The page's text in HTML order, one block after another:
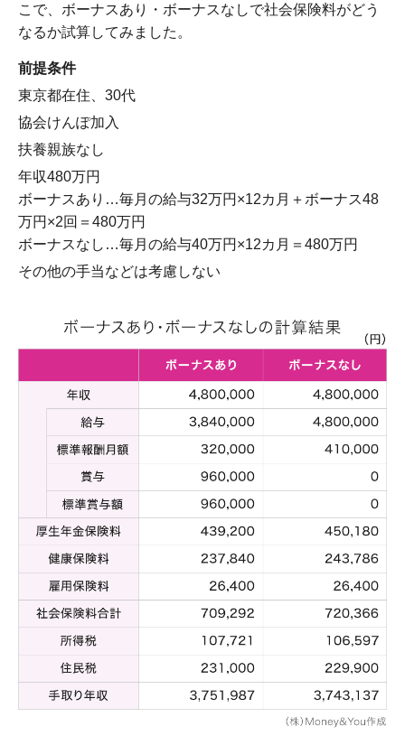
こで、ボーナスあり・ボーナスなしで社会保険料がどう
なるか試算してみました。
前提条件
東京都在住、30代
協会けんぽ加入
扶養親族なし
年収480万円
ボーナスあり…毎月の給与32万円×12カ月＋ボーナス48
万円×2回＝480万円
ボーナスなし…毎月の給与40万円×12カ月＝480万円
その他の手当などは考慮しない